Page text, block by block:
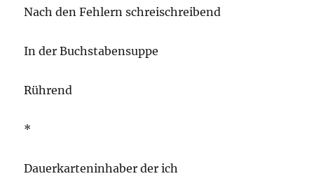
Nach den Fehlern schreischreibend
In der Buchstabensuppe
Rührend
*
Dauerkarteninhaber der ich